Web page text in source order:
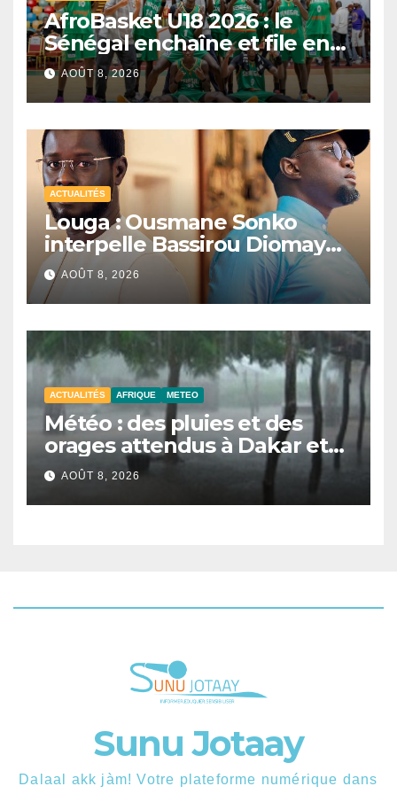
AfroBasket U18 2026 : le
Sénégal enchaîne et file en
quarts de finale
AOÛT 8, 2026
ACTUALITÉS
Louga : Ousmane Sonko
interpelle Bassirou Diomaye
Faye sur la date des élections
locales
AOÛT 8, 2026
ACTUALITÉS AFRIQUE METEO
Météo : des pluies et des
orages attendus à Dakar et
dans plusieurs localités ce
samedi
AOÛT 8, 2026
Sunu Jotaay
Dalaal akk jàm! Votre plateforme numérique dans